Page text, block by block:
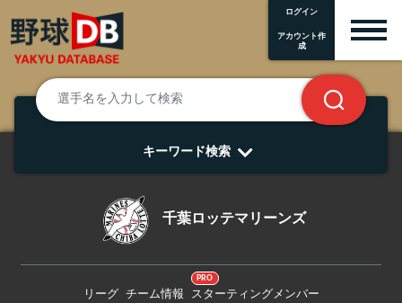
ログイン
アカウント作
成
キーワード検索
千葉ロッテマリーンズ
リーグ チーム情報
PRO
スターティングメンバー